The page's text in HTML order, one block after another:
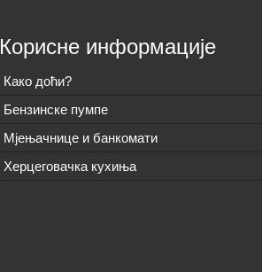
Корисне информације
Како доћи?
Бензинске пумпе
Мјењачнице и банкомати
Херцеговачка кухиња